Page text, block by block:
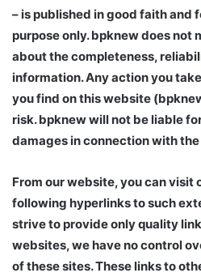
– is published in good faith and
purpose only. bpknew does not
about the completeness,
information. Any action you
you find on this website
risk. bpknew will not be liable
damages in connection with
From our website, you can visit
following hyperlinks to such
strive to provide only quality
websites, we have no control
of these sites. These links to